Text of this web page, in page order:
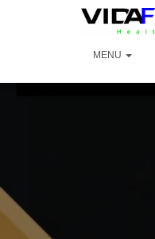
MENU